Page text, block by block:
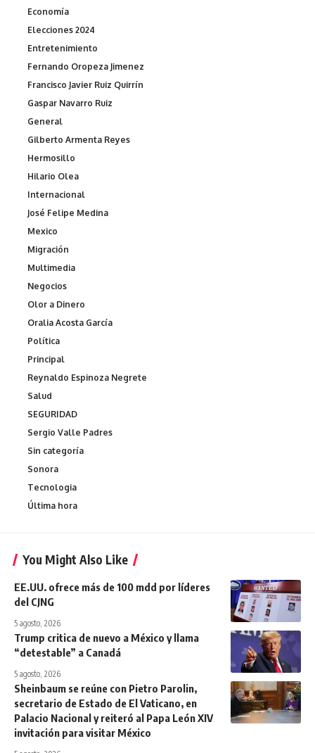
Economía
Elecciones 2024
Entretenimiento
Fernando Oropeza Jimenez
Francisco Javier Ruiz Quirrín
Gaspar Navarro Ruiz
General
Gilberto Armenta Reyes
Hermosillo
Hilario Olea
Internacional
José Felipe Medina
Mexico
Migración
Multimedia
Negocios
Olor a Dinero
Oralia Acosta García
Política
Principal
Reynaldo Espinoza Negrete
Salud
SEGURIDAD
Sergio Valle Padres
Sin categoría
Sonora
Tecnologia
Última hora
You Might Also Like
EE.UU. ofrece más de 100 mdd por líderes
del CJNG
5 agosto, 2026
Trump critica de nuevo a México y llama
“detestable” a Canadá
5 agosto, 2026
Sheinbaum se reúne con Pietro Parolin,
secretario de Estado de El Vaticano, en
Palacio Nacional y reiteró al Papa León XIV
invitación para visitar México